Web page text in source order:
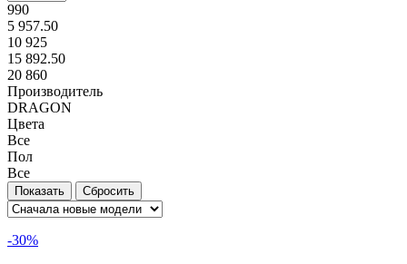
990
5 957.50
10 925
15 892.50
20 860
Производитель
DRAGON
Цвета
Все
Пол
Все
-30%